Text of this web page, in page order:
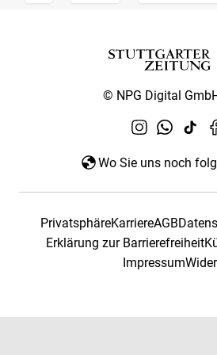
© NPG Digital
Wo Sie uns noch
PrivatsphäreKarriereAGB
Erklärung zur Barrierefreiheit
Impressum